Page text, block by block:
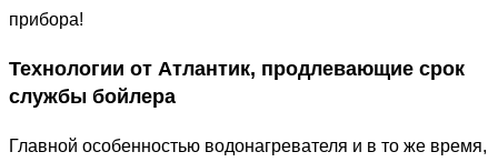
прибора!
Технологии от Атлантик, продлевающие срок
службы бойлера
Главной особенностью водонагревателя и в то же время,